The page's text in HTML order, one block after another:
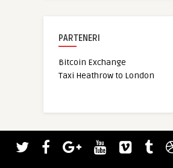
PARTENERI
Bitcoin Exchange
Taxi Heathrow to London